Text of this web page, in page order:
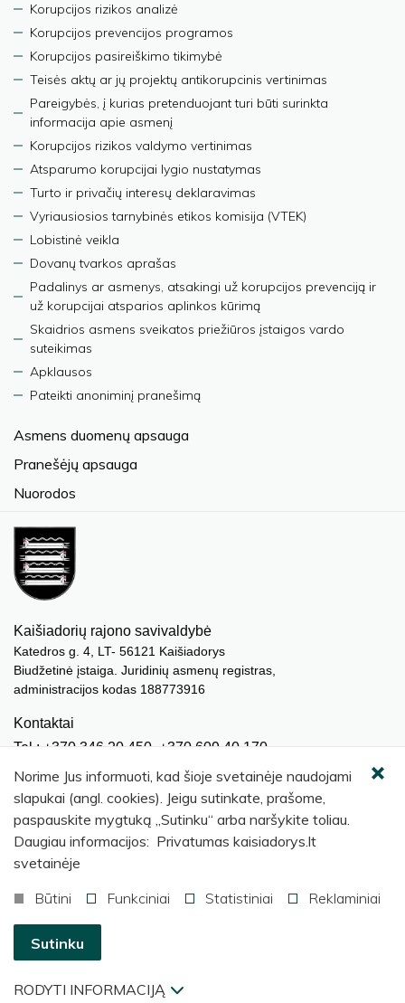
Korupcijos rizikos analizė
Korupcijos prevencijos programos
Korupcijos pasireiškimo tikimybė
Teisės aktų ar jų projektų antikorupcinis vertinimas
Pareigybės, į kurias pretenduojant turi būti surinkta
informacija apie asmenį
Korupcijos rizikos valdymo vertinimas
Atsparumo korupcijai lygio nustatymas
Turto ir privačių interesų deklaravimas
Vyriausiosios tarnybinės etikos komisija (VTEK)
Lobistinė veikla
Dovanų tvarkos aprašas
Padalinys ar asmenys, atsakingi už korupcijos prevenciją ir
už korupcijai atsparios aplinkos kūrimą
Skaidrios asmens sveikatos priežiūros įstaigos vardo
suteikimas
Apklausos
Pateikti anoniminį pranešimą
Asmens duomenų apsauga
Pranešėjų apsauga
Nuorodos
Kaišiadorių rajono savivaldybė
Katedros g. 4, LT- 56121 Kaišiadorys
Biudžetinė įstaiga. Juridinių asmenų registras,
administracijos kodas 188773916
Kontaktai
Tel.: +370 346 20 450, +370 609 40 170
El. paštas.: meras@kaisiadorys.lt
dokumentai@kaisiadorys.lt
Naujienų prenumerata
© 2026 Kaišiadorių rajono savivaldybė
Norime Jus informuoti, kad šioje svetainėje naudojami
slapukai (angl. cookies). Jeigu sutinkate, prašome,
paspauskite mygtuką „Sutinku“ arba naršykite toliau.
Daugiau informacijos: Privatumas kaisiadorys.lt
svetainėje
Būtini
Funkciniai Statistiniai Reklaminiai
Sutinku
RODYTI INFORMACIJĄ